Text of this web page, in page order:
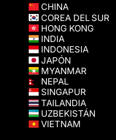
CHINA
COREA DEL SUR
HONG KONG
INDIA
INDONESIA
JAPÓN
MYANMAR
NEPAL
SINGAPUR
TAILANDIA
UZBEKISTÁN
VIETNAM